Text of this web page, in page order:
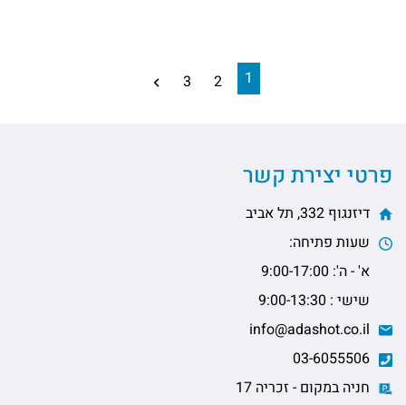
1
2
3
פרטי יצירת קשר
דיזנגוף 332, תל אביב
שעות פתיחה:
א' - ה': 9:00-17:00
שישי : 9:00-13:30
חניה במקום - זכריה 17